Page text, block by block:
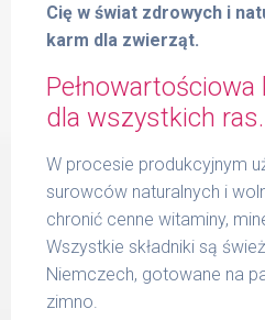
Cię w świat zdrowych i
karm dla zwierząt.
dla wszystkich ras.
W procesie produkcyjnym
surowców naturalnych i
chronić cenne witaminy,
Wszystkie składniki są
Niemczech, gotowane na
zimno.